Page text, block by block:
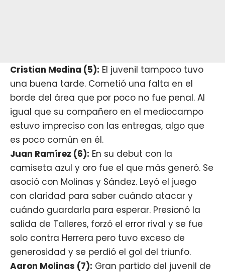
Cristian Medina (5): El juvenil tampoco tuvo
una buena tarde. Cometió una falta en el
borde del área que por poco no fue penal. Al
igual que su compañero en el mediocampo
estuvo impreciso con las entregas, algo que
es poco común en él.
Juan Ramírez (6): En su debut con la
camiseta azul y oro fue el que más generó. Se
asoció con Molinas y Sández. Leyó el juego
con claridad para saber cuándo atacar y
cuándo guardarla para esperar. Presionó la
salida de Talleres, forzó el error rival y se fue
solo contra Herrera pero tuvo exceso de
generosidad y se perdió el gol del triunfo.
Aaron Molinas (7): Gran partido del juvenil de